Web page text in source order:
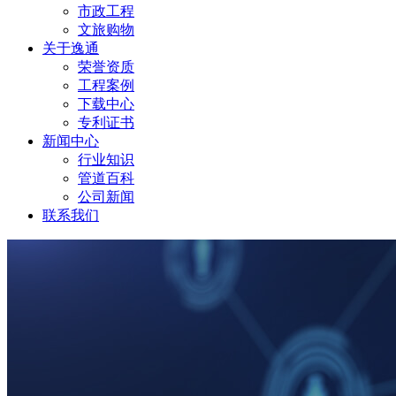
市政工程
文旅购物
关于逸通
荣誉资质
工程案例
下载中心
专利证书
新闻中心
行业知识
管道百科
公司新闻
联系我们